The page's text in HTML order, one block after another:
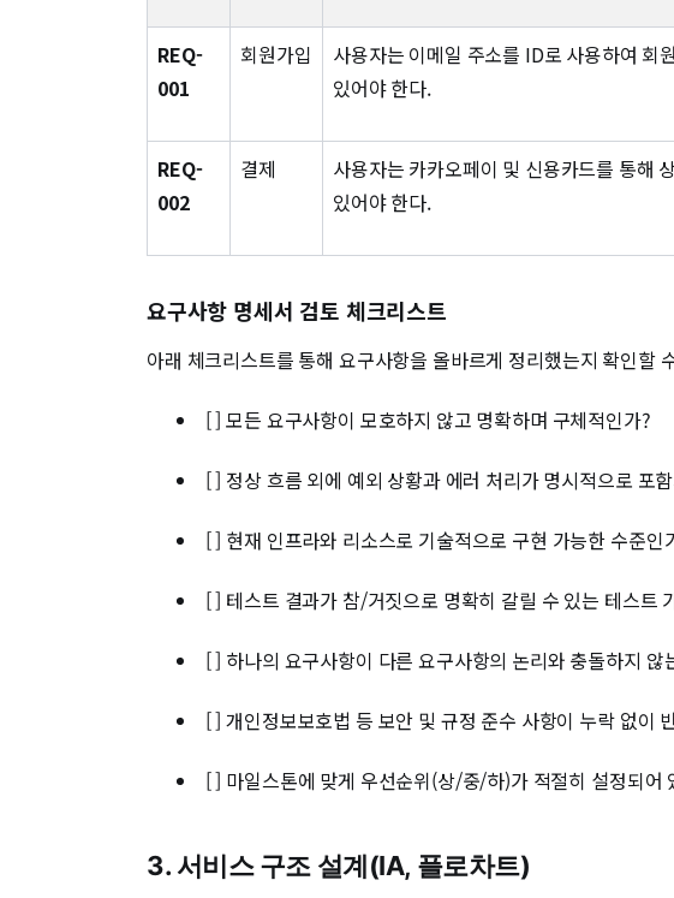
REQ-
001
회원가입
사용자는 이메일 주소를 ID로 사용하여 회
있어야 한다.
REQ-
002
결제
사용자는 카카오페이 및 신용카드를 통해
있어야 한다.
요구사항 명세서 검토 체크리스트
아래 체크리스트를 통해 요구사항을 올바르게 정리했는지 확인할
[ ] 모든 요구사항이 모호하지 않고 명확하며 구체적인가?
[ ] 정상 흐름 외에 예외 상황과 에러 처리가 명시적으로 포
[ ] 현재 인프라와 리소스로 기술적으로 구현 가능한 수준인
[ ] 테스트 결과가 참/거짓으로 명확히 갈릴 수 있는 테스트
[ ] 하나의 요구사항이 다른 요구사항의 논리와 충돌하지 않
[ ] 개인정보보호법 등 보안 및 규정 준수 사항이 누락 없이
[ ] 마일스톤에 맞게 우선순위(상/중/하)가 적절히 설정되어
3. 서비스 구조 설계(IA, 플로차트)